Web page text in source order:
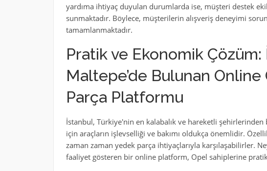
yardıma ihtiyaç duyulan durumlarda ise, müşteri destek
sunmaktadır. Böylece, müşterilerin alışveriş deneyimi
tamamlanmaktadır.
Pratik ve Ekonomik
Maltepe’de Bulunan
Parça Platformu
İstanbul, Türkiye'nin en kalabalık ve hareketli
için araçların işlevselliği ve bakımı oldukça önemlidir.
zaman zaman yedek parça ihtiyaçlarıyla karşılaşabilirler.
faaliyet gösteren bir online platform, Opel sahiplerine